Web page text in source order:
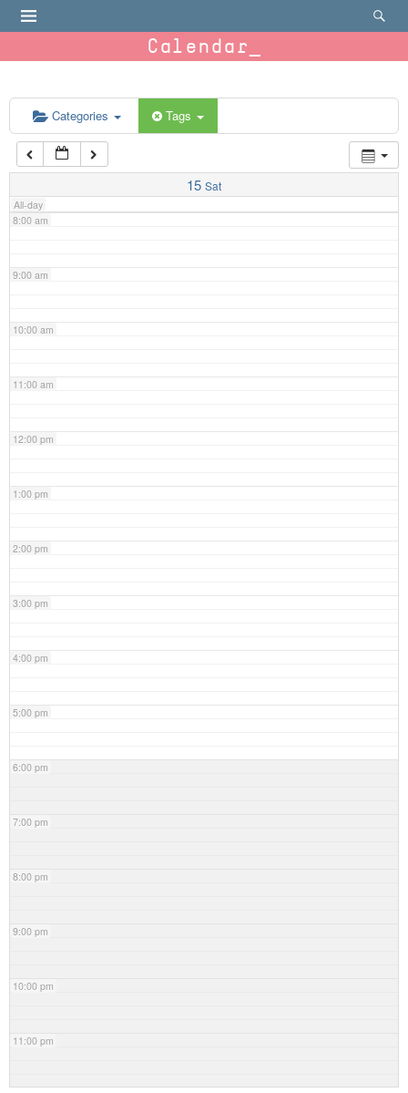
Calendar
Categories Tags
15 Sat
All-day
6:00 am
7:00 am
8:00 am
9:00 am
10:00 am
11:00 am
12:00 pm
1:00 pm
2:00 pm
3:00 pm
4:00 pm
5:00 pm
6:00 pm
7:00 pm
8:00 pm
9:00 pm
10:00 pm
11:00 pm